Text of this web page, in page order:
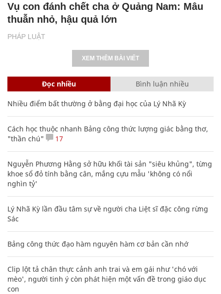
PHÁP LUẬT
Vụ con đánh chết cha ở Quảng Nam: Mâu
thuẫn nhỏ, hậu quả lớn
XEM THÊM BÀI VIẾT
Đọc nhiều Bình luận nhiều
Nhiều điểm bất thường ở bằng đại học của Lý Nhã Kỳ
Cách học thuộc nhanh Bảng công thức lượng giác bằng thơ,
"thần chú"
17
Nguyễn Phương Hằng sở hữu khối tài sản "siêu khủng", từng
khoe sổ đỏ tính bằng cân, mắng cựu mẫu 'không có nổi
nghìn tỷ'
Lý Nhã Kỳ lần đầu tâm sự về người cha Liệt sĩ đặc công rừng
Sác
Bảng công thức đạo hàm nguyên hàm cơ bản cần nhớ
Clip lột tả chân thực cảnh anh trai và em gái như 'chó với
mèo', người tinh ý còn phát hiện một vấn đề trong giáo dục
con